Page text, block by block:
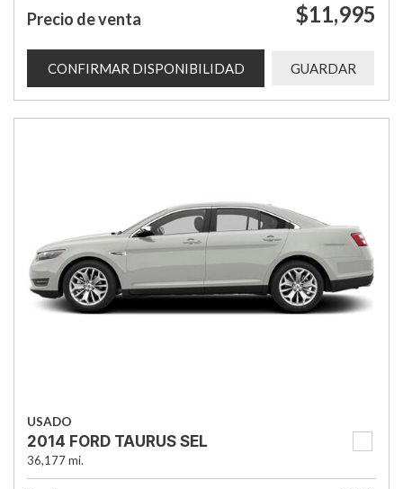
Precio de venta $11,995
CONFIRMAR DISPONIBILIDAD GUARDAR
USADO
2014 FORD TAURUS SEL
36,177 mi.